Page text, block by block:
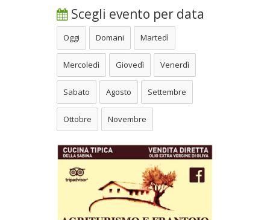
Scegli evento per data
Oggi Domani Martedì
Mercoledì Giovedì Venerdì
Sabato Agosto Settembre
Ottobre Novembre